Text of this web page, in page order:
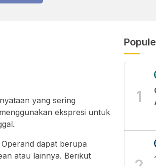
yang sering
ekspresi untuk
dapat berupa
atau lainnya. Berikut
1